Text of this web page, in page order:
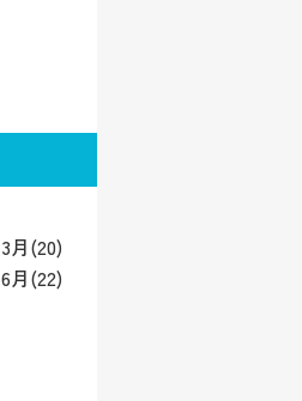
3月(20)
6月(22)